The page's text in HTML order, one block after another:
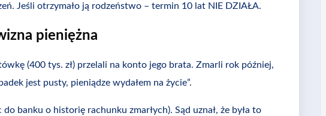
Jeśli otrzymało ją rodzeństwo – termin 10 lat NIE DZIAŁA.
pieniężna
(400 tys. zł) przelali na konto jego brata. Zmarli rok później,
jest pusty, pieniądze wydałem na życie”.
banku o historię rachunku zmarłych). Sąd uznał, że była to